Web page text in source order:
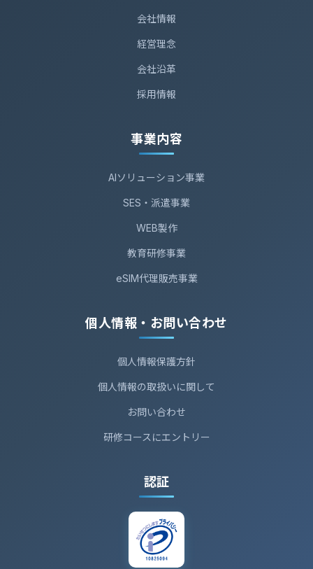
会社情報
経営理念
会社沿革
採用情報
事業内容
AIソリューション事業
SES・派遣事業
WEB製作
教育研修事業
eSIM代理販売事業
個人情報・お問い合わせ
個人情報保護方針
個人情報の取扱いに関して
お問い合わせ
研修コースにエントリー
認証